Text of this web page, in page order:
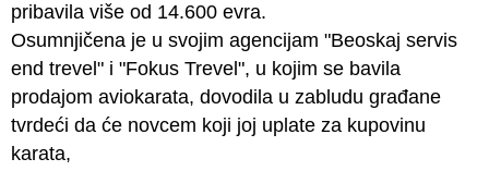
pribavila više od 14.600 evra.
Osumnjičena je u svojim agencijam "Beoskaj servis
end trevel" i "Fokus Trevel", u kojim se bavila
prodajom aviokarata, dovodila u zabludu građane
tvrdeći da će novcem koji joj uplate za kupovinu
karata,